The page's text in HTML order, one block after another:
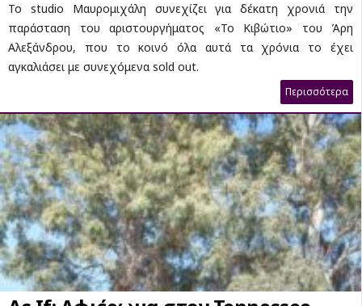
Το studio Μαυρομιχάλη συνεχίζει για δέκατη χρονιά την
παράσταση του αριστουργήματος «Το Κιβώτιο» του Άρη
Αλεξάνδρου, που το κοινό όλα αυτά τα χρόνια το έχει
αγκαλιάσει με συνεχόμενα sold out.
Περισσότερα